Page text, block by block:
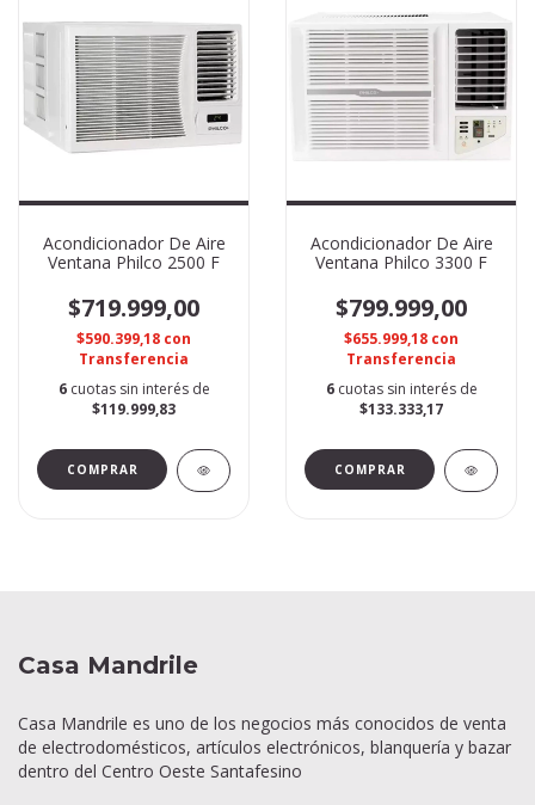
Acondicionador De Aire
Ventana Philco 2500 F
$719.999,00
$590.399,18 con
Transferencia
6 cuotas sin interés de
$119.999,83
Acondicionador De Aire
Ventana Philco 3300 F
$799.999,00
$655.999,18 con
Transferencia
6 cuotas sin interés de
$133.333,17
Casa Mandrile
Casa Mandrile es uno de los negocios más conocidos de venta
de electrodomésticos, artículos electrónicos, blanquería y bazar
dentro del Centro Oeste Santafesino